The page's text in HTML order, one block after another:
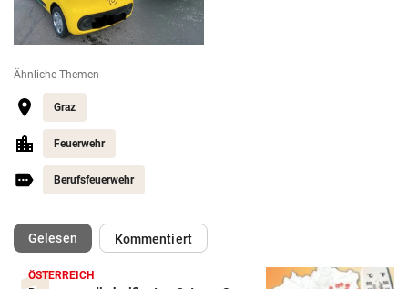
Ähnliche Themen
Graz
Feuerwehr
Berufsfeuerwehr
Gelesen(ausgewählt)Kommentiert
ÖSTERREICH